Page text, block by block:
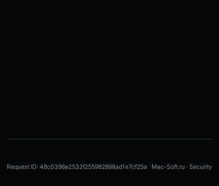
Request ID: 48c0396e2532f255982898ad1e7cf25a Mac-Soft.ru · Security